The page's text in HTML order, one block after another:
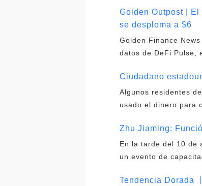
Golden Outpost |
se desploma a $6
Golden Finance
datos de DeFi Pulse,
Ciudadano
Algunos residentes
usado el dinero para
Zhu Jiaming:
En la tarde del 10 de
un evento de
Tendencia Dorada